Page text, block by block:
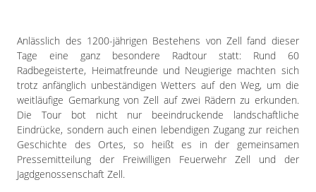
Wartenberg
Schwalm
Fulda
Gießen
Impressum
Datenschutzerklärung
Anlässlich des 1200-jährigen Bestehens von Zell fand dieser
Tage eine ganz besondere Radtour statt: Rund 60
Radbegeisterte, Heimatfreunde und Neugierige machten sich
trotz anfänglich unbeständigen Wetters auf den Weg, um die
weitläufige Gemarkung von Zell auf zwei Rädern zu erkunden.
Die Tour bot nicht nur beeindruckende landschaftliche
Eindrücke, sondern auch einen lebendigen Zugang zur reichen
Geschichte des Ortes, so heißt es in der gemeinsamen
Pressemitteilung der Freiwilligen Feuerwehr Zell und der
Jagdgenossenschaft Zell.